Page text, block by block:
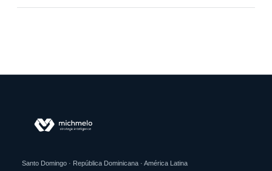
Santo Domingo · República Dominicana · América Latina